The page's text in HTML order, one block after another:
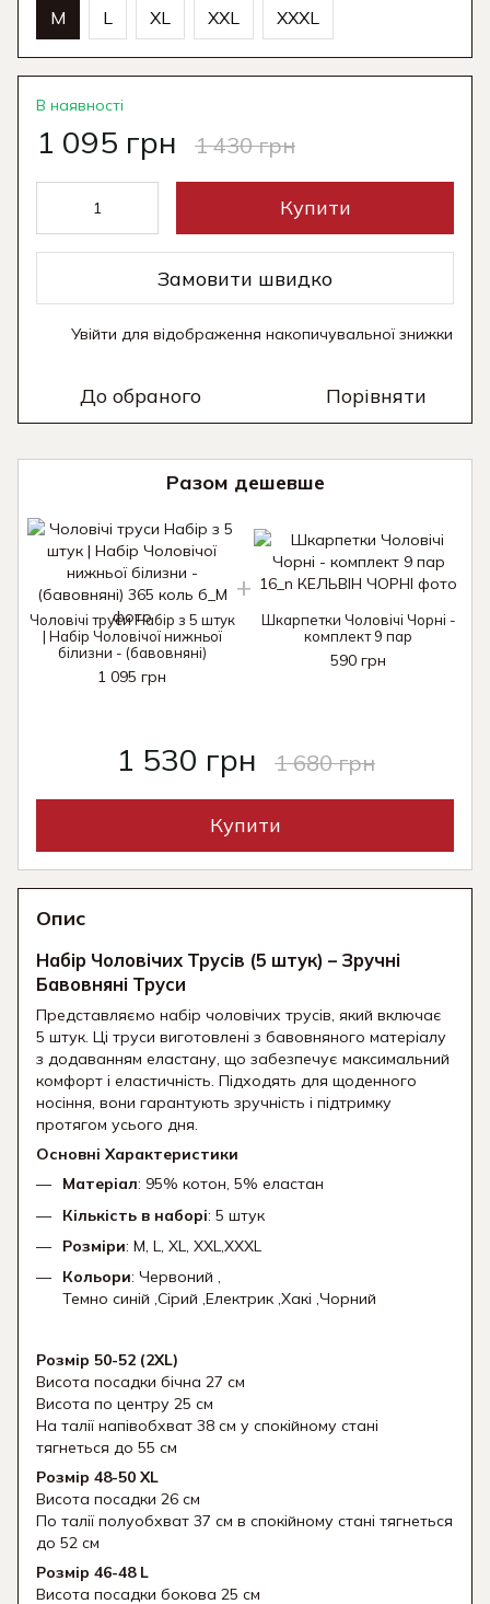
M L XL XXL XXXL
В наявності
1 095 грн 1 430 грн
Купити
Замовити швидко
Увійти для відображення накопичувальної знижки
До обраного Порівняти
Разом дешевше
Чоловічі труси Набір з 5 штук
| Набір Чоловічої нижньої
білизни - (бавовняні)
1 095 грн
Шкарпетки Чоловічі Чорні -
комплект 9 пар
590 грн
1 530 грн 1 680 грн
Купити
Опис
Набір Чоловічих Трусів (5 штук) – Зручні
Бавовняні Труси
Представляємо набір чоловічих трусів, який включає
5 штук. Ці труси виготовлені з бавовняного матеріалу
з додаванням еластану, що забезпечує максимальний
комфорт і еластичність. Підходять для щоденного
носіння, вони гарантують зручність і підтримку
протягом усього дня.
Основні Характеристики
Матеріал: 95% котон, 5% еластан
Кількість в наборі: 5 штук
Розміри: M, L, XL, XXL,XXXL
Кольори: Червоний ,
Темно синій ,Сірий ,Електрик ,Хакі ,Чорний
Розмір 50-52 (2XL)
Висота посадки бічна 27 см
Висота по центру 25 см
На талії напівобхват 38 см у спокійному стані
тягнеться до 55 см
Розмір 48-50 XL
Висота посадки 26 см
По талії полуобхват 37 см в спокійному стані тягнеться
до 52 см
Розмір 46-48 L
Висота посадки бокова 25 см